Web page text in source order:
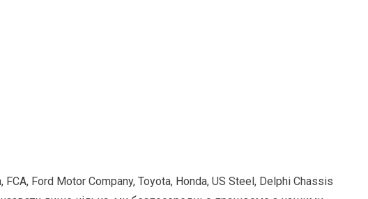
Ford Motor Company, Toyota, Honda, US Steel, Delphi Chassis